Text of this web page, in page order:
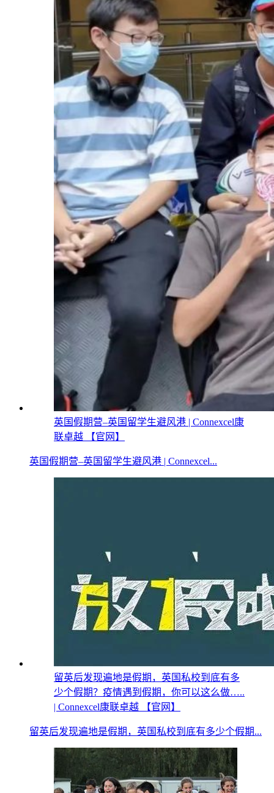
英国假期营–英国留学生避风港 | Connexcel康
联卓越 【官网】
英国假期营–英国留学生避风港 | Connexcel...
留英后发现遍地是假期，英国私校到底有多
少个假期？疫情遇到假期，你可以这么做…..
| Connexcel康联卓越 【官网】
留英后发现遍地是假期，英国私校到底有多少个假期...